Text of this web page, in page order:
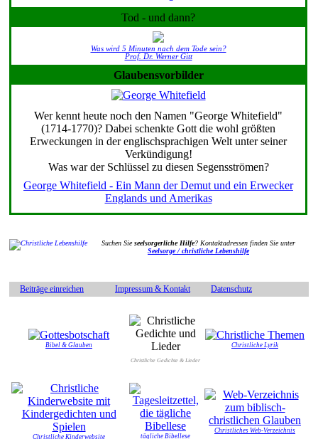
Tod - und dann?
Was wird 5 Minuten nach dem Tode sein?
Prof. Dr. Werner Gitt
Glaubensvorbilder
Wer kennt heute noch den Namen "George Whitefield"
(1714-1770)? Dabei schenkte Gott die wohl größten
Erweckungen in der englischsprachigen Welt unter seiner
Verkündigung!
Was war der Schlüssel zu diesen Segensströmen?
George Whitefield - Ein Mann der Demut und ein Erwecker
Englands und Amerikas
Suchen Sieseelsorgerliche Hilfe? Kontaktadressen finden Sie unter
Seelsorge / christliche Lebenshilfe
Beiträge einreichen Impressum & Kontakt Datenschutz
Bibel & Glauben
Christliche Gedichte & Lieder
Christliche Lyrik
Christliche Kinderwebsite tägliche Bibellese
Christliches Web-Verzeichnis